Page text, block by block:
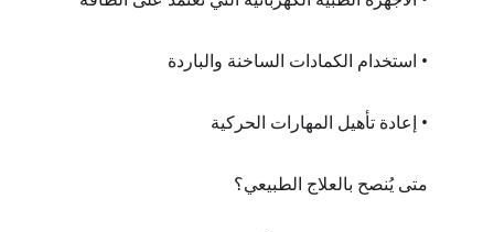
• استخدام الكمادات الساخنة والباردة
• إعادة تأهيل المهارات الحركية
متى يُنصح بالعلاج الطبيعي؟